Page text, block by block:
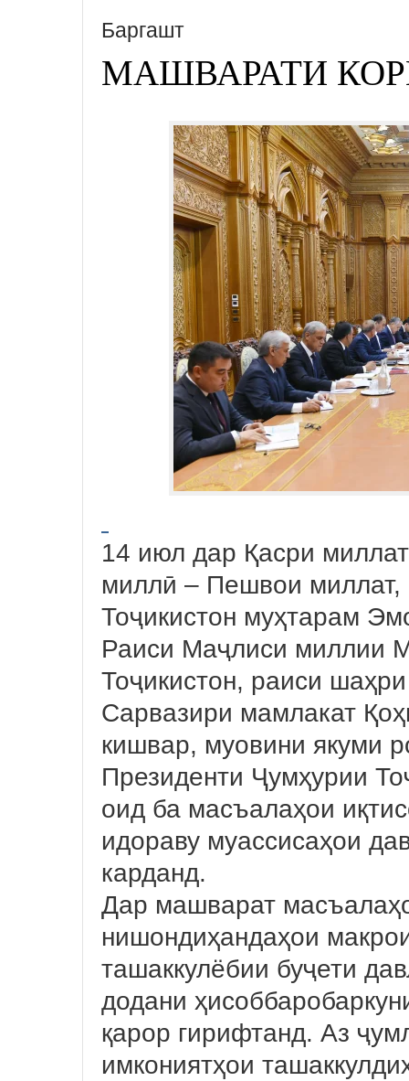
Баргашт
МАШВАРАТИ
14 июл дар Қасри
миллӣ – Пешвои миллат,
Тоҷикистон муҳтарам
Раиси Маҷлиси миллии
Тоҷикистон, раиси
Сарвазири мамлакат
кишвар, муовини якуми
Президенти Ҷумҳурии
оид ба масъалаҳои
идораву муассисаҳои
карданд.
Дар машварат
нишондиҳандаҳои
ташаккулёбии буҷети
додани
қарор гирифтанд. Аз
имкониятҳои